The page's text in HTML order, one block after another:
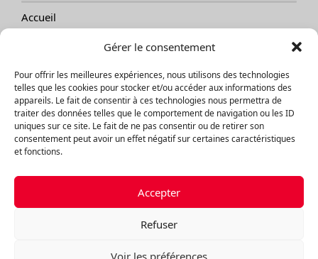
Gérer le consentement
Pour offrir les meilleures expériences, nous utilisons des technologies
telles que les cookies pour stocker et/ou accéder aux informations des
appareils. Le fait de consentir à ces technologies nous permettra de
traiter des données telles que le comportement de navigation ou les ID
uniques sur ce site. Le fait de ne pas consentir ou de retirer son
consentement peut avoir un effet négatif sur certaines caractéristiques
et fonctions.
Accepter
Refuser
Voir les préférences
Accueil
Vendre
À propos
Témoignages
Contact
Blogue
Explorer les propriétés
Aliquando 3, ID-3 Innovations